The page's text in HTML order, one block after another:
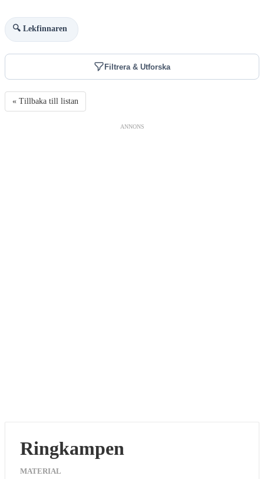
🔍 Lekfinnaren
Filtrera & Utforska
« Tillbaka till listan
ANNONS
Ringkampen
MATERIAL